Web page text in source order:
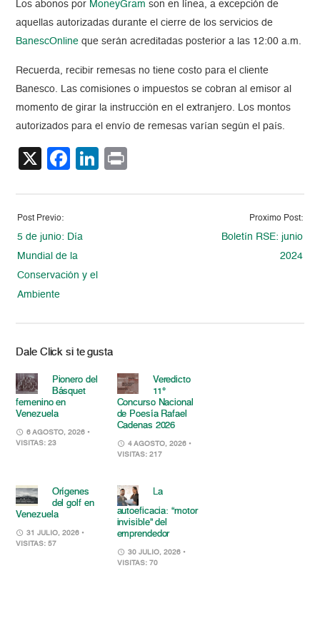
Los abonos por MoneyGram son en línea, a excepción de
aquellas autorizadas durante el cierre de los servicios de
BanescOnline que serán acreditadas posterior a las 12:00 a.m.
Recuerda, recibir remesas no tiene costo para el cliente
Banesco. Las comisiones o impuestos se cobran al emisor al
momento de girar la instrucción en el extranjero. Los montos
autorizados para el envío de remesas varían según el país.
X Facebook
LinkedIn
Post Previo:
5 de junio: Día
Mundial de la
Conservación y el
Ambiente
Proximo Post:
Boletín RSE: junio
2024
Dale Click si te gusta
Pionero del
Básquet
femenino en
Venezuela
6 AGOSTO, 2026 •
VISITAS: 23
Veredicto
11°
Concurso Nacional
de Poesía Rafael
Cadenas 2026
4 AGOSTO, 2026 •
VISITAS: 217
Orígenes
del golf en
Venezuela
31 JULIO, 2026 •
VISITAS: 57
La
autoeficacia: “motor
invisible” del
emprendedor
30 JULIO, 2026 •
VISITAS: 70